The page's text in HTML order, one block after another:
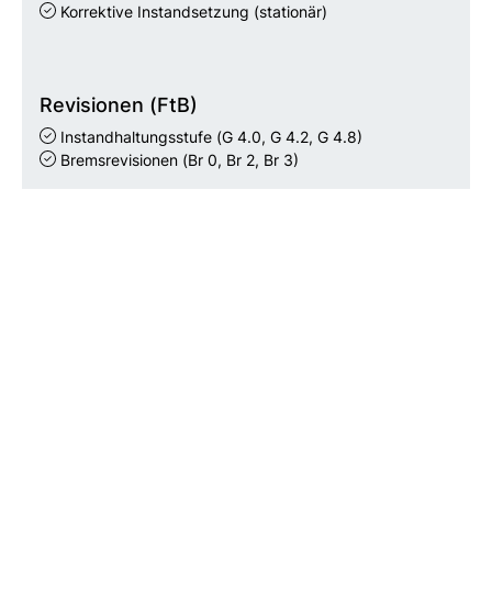
Korrektive Instandsetzung (stationär)
Revisionen (FtB)
Instandhaltungsstufe (G 4.0, G 4.2, G 4.8)
Bremsrevisionen (Br 0, Br 2, Br 3)